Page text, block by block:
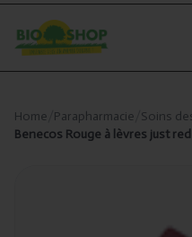
Home Parapharmacie Soins
Benecos Rouge à lèvres just